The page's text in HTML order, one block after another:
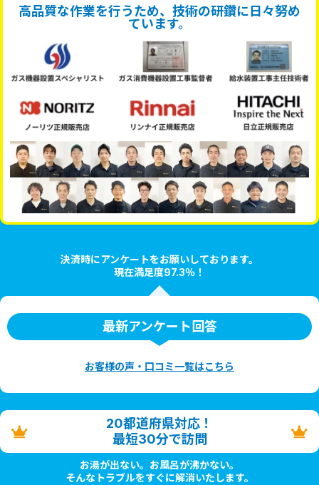
高品質な作業を行うため、技術の研鑽に日々努め
ています。
決済時にアンケートをお願いしております。
現在満足度97.3％！
最新アンケート回答
お客様の声・口コミ一覧はこちら
20都道府県対応！
最短30分で訪問
お湯が出ない。お風呂が沸かない。
そんなトラブルをすぐに解消いたします。